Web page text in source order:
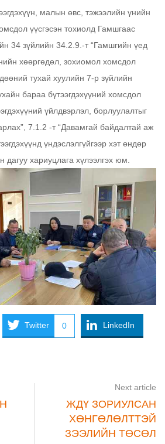
малын өвс, тэжээлийн үнийн
үүсгэсэн тохиолд Гамшгаас
34 зүйлийн 34.2.9.-т “Гамшгийн үед
хөөргөдөл, зохиомол хомсдол
тухай хуулийн 7-р зүйлийн
бараа бүтээгдэхүүний хомсдол
үйлдвэрлэл, борлуулалтыг
7.1.2 -т “Давамгай байдалтай аж
үндэслэлгүйгээр хэт өндөр
дагуу хариуцлага хүлээлгэх юм.
Twitter 0 LinkedIn
Next article
ЖДҮ ЗОРИУЛСАН
ХӨНГӨЛӨЛТТЭЙ
ЗЭЭЛИЙН ТӨСӨЛ